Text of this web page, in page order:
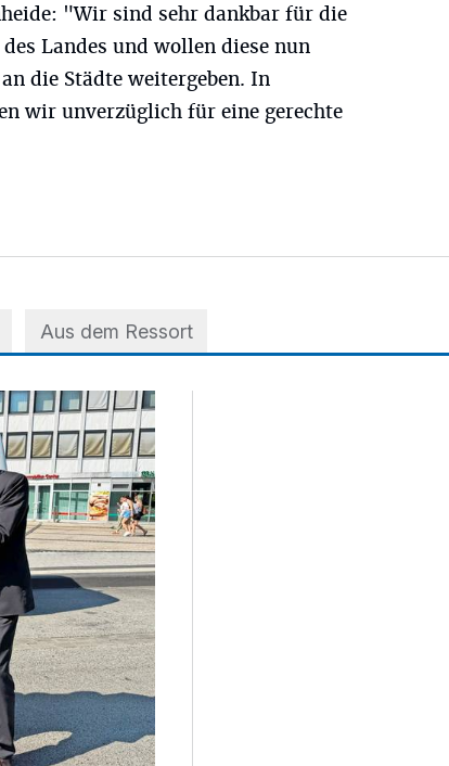
"Wir sind sehr dankbar für die
Landes und wollen diese nun
die Städte weitergeben. In
wir unverzüglich für eine gerechte
Aus dem Ressort